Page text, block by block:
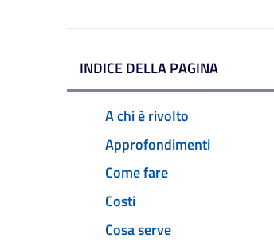
INDICE DELLA PAGINA
A chi è rivolto
Approfondimenti
Come fare
Costi
Cosa serve